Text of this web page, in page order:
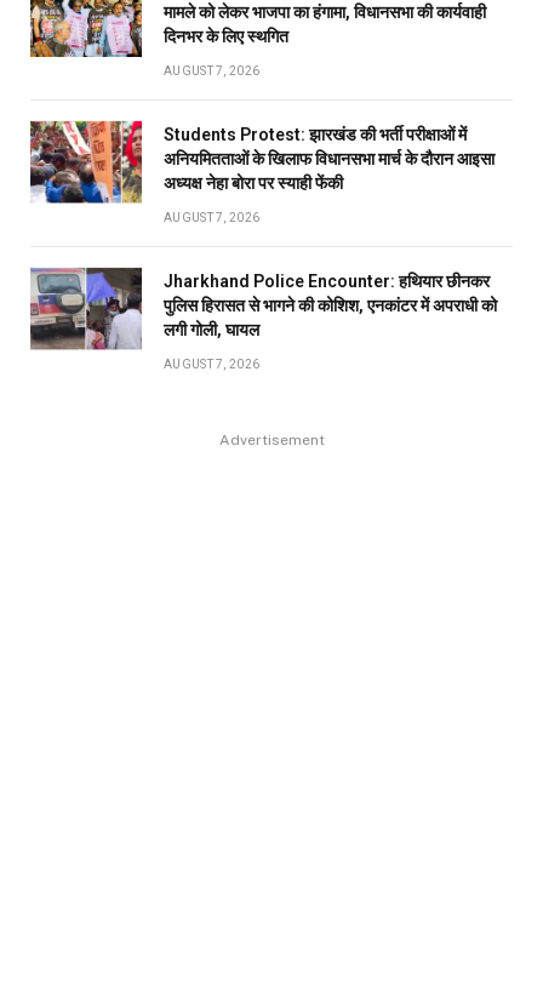
मामले को लेकर भाजपा का हंगामा, विधानसभा की कार्यवाही
दिनभर के लिए स्थगित
AUGUST 7, 2026
Students Protest: झारखंड की भर्ती परीक्षाओं में
अनियमितताओं के खिलाफ विधानसभा मार्च के दौरान आइसा
अध्यक्ष नेहा बोरा पर स्याही फेंकी
AUGUST 7, 2026
Jharkhand Police Encounter: हथियार छीनकर
पुलिस हिरासत से भागने की कोशिश, एनकांटर में अपराधी को
लगी गोली, घायल
AUGUST 7, 2026
Advertisement